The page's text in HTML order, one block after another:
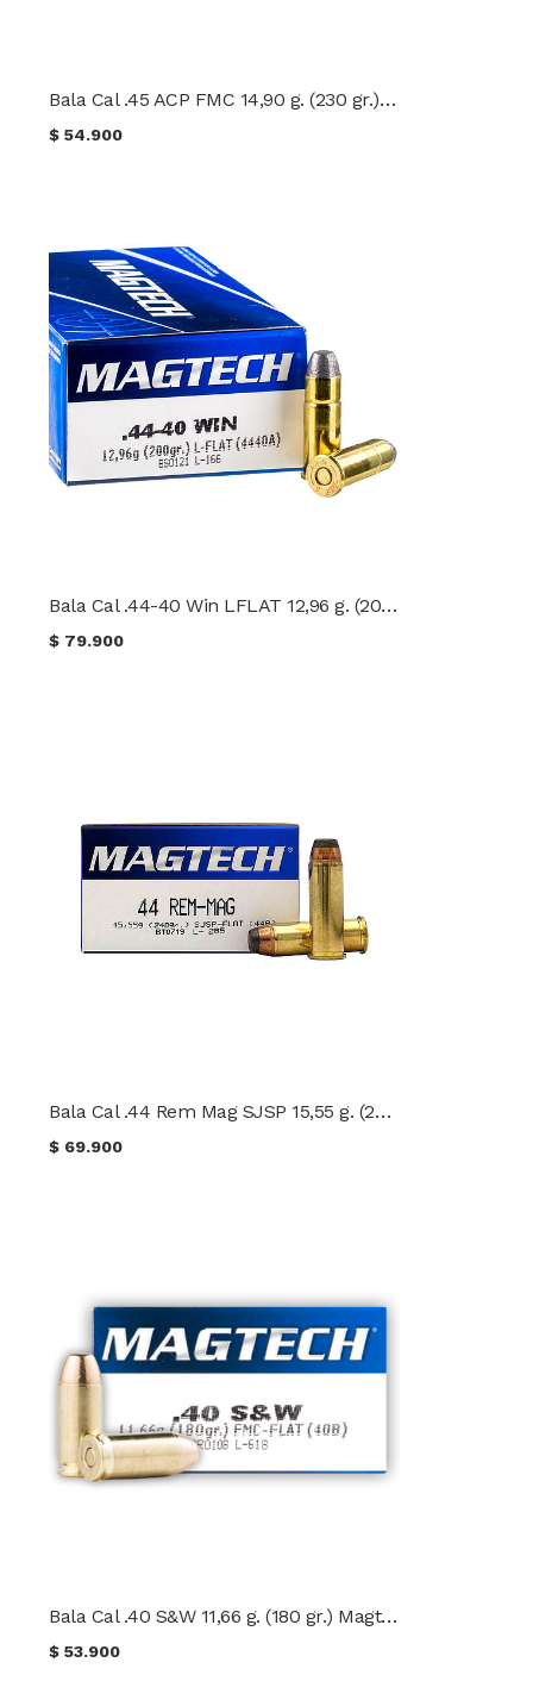
Bala Cal .45 ACP FMC 14,90 g. (230 gr.) Magtech
$54.900
Bala Cal .44-40 Win LFLAT 12,96 g. (200 gr.) Magtech
$ 79.900
Bala Cal .44 Rem Mag SJSP 15,55 g. (240 gr.) Magtech
$ 69.900
Bala Cal .40 S&W 11,66 g. (180 gr.) Magtech
$53.900